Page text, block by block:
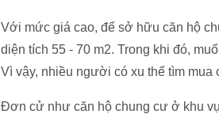
Với mức giá cao, để sở hữu căn hộ
diện tích 55 - 70 m2. Trong khi đó,
Vì vậy, nhiều người có xu thế tìm mua
Đơn cử như căn hộ chung cư ở khu